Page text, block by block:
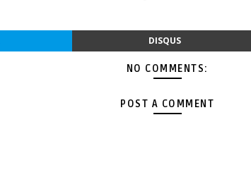
DISQUS
NO COMMENTS:
POST A COMMENT